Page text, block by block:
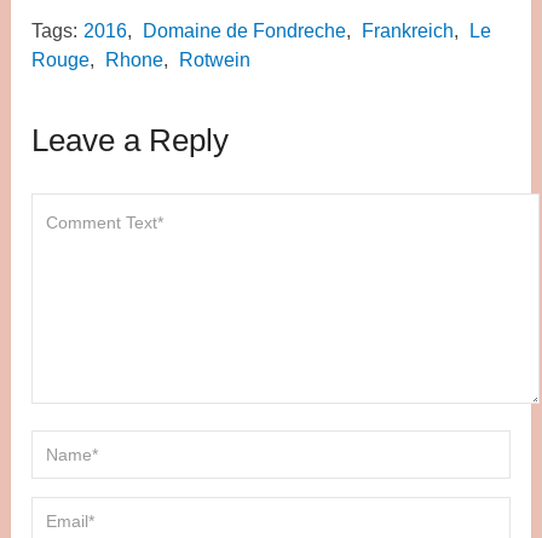
Tags: 2016, Domaine de Fondreche, Frankreich,
Le
Rouge, Rhone, Rotwein
Leave a Reply